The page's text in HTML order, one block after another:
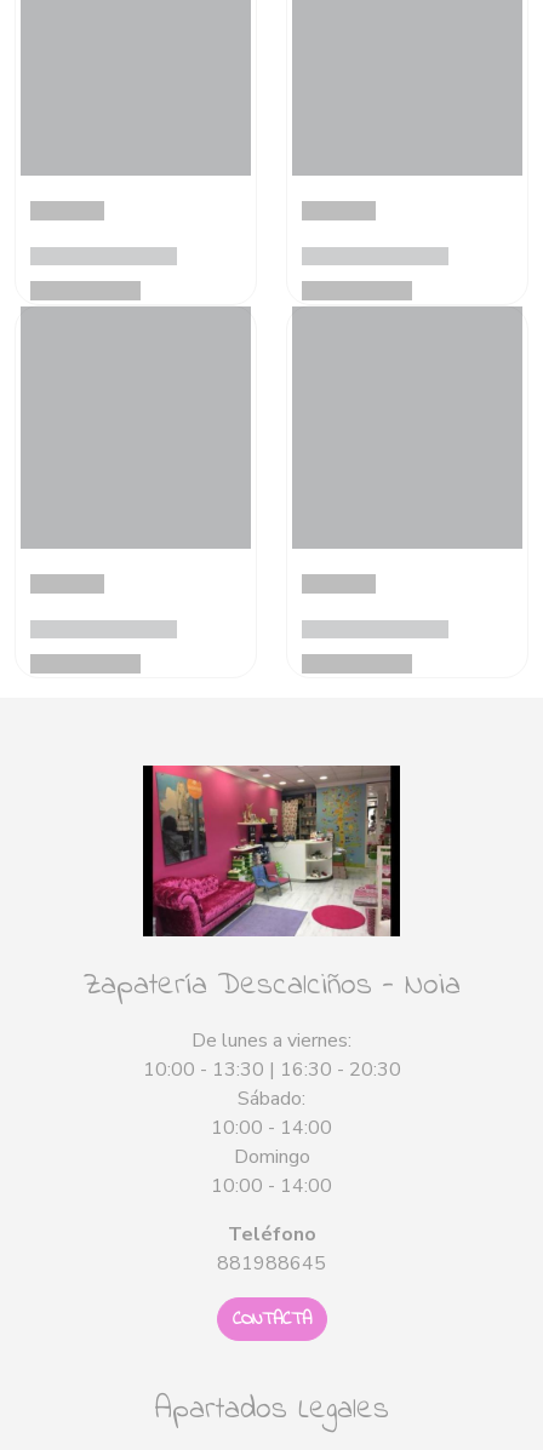
Zapatería Descalciños - Noia
De lunes a viernes:
10:00 - 13:30 | 16:30 - 20:30
Sábado:
10:00 - 14:00
Domingo
10:00 - 14:00
Teléfono
881988645
CONTACTA
Apartados Legales